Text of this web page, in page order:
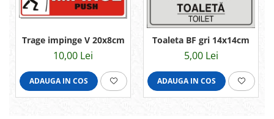
Trage impinge V 20x8cm
10,00 Lei
ADAUGA IN COS
Toaleta BF gri 14x14cm
5,00 Lei
ADAUGA IN COS